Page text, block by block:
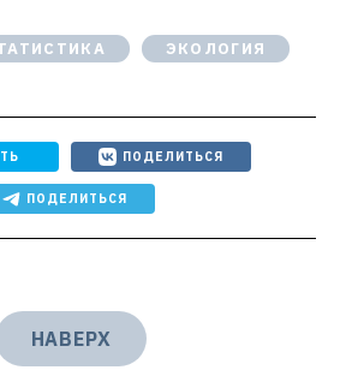
ЭКОЛОГИЯ
ПОДЕЛИТЬСЯ
ПОДЕЛИТЬСЯ
НАВЕРХ